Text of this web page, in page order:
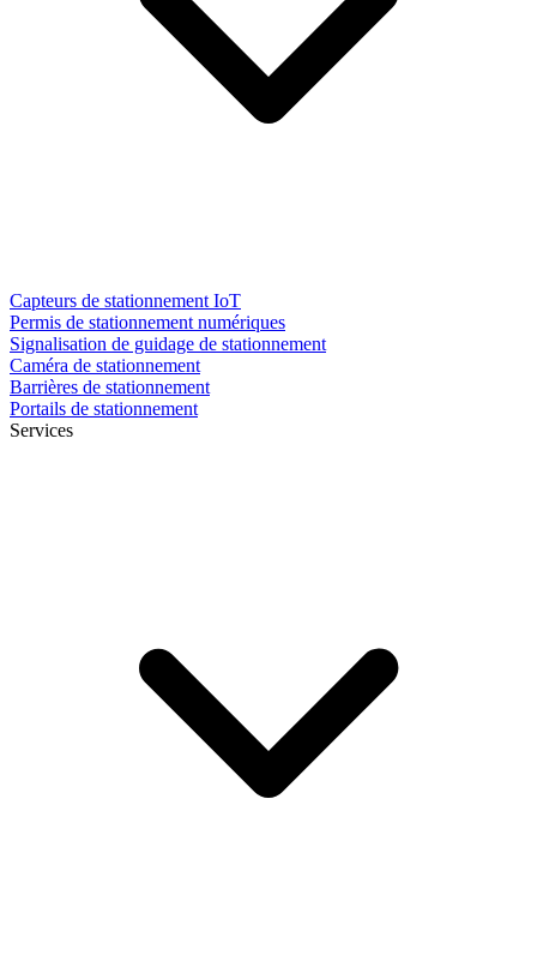
Capteurs de stationnement IoT
Permis de stationnement numériques
Signalisation de guidage de stationnement
Caméra de stationnement
Barrières de stationnement
Portails de stationnement
Services